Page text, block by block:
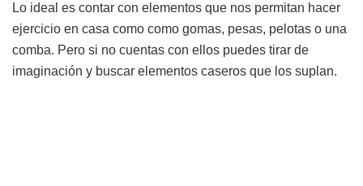
Lo ideal es contar con elementos que nos permitan hacer
ejercicio en casa como como gomas, pesas, pelotas o una
comba. Pero si no cuentas con ellos puedes tirar de
imaginación y buscar elementos caseros que los suplan.